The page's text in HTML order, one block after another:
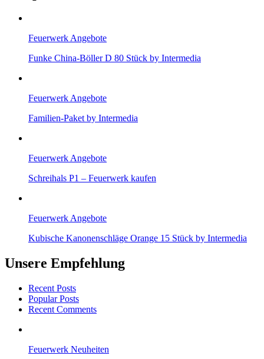
Feuerwerk Angebote
Funke China-Böller D 80 Stück by Intermedia
Feuerwerk Angebote
Familien-Paket by Intermedia
Feuerwerk Angebote
Schreihals P1 – Feuerwerk kaufen
Feuerwerk Angebote
Kubische Kanonenschläge Orange 15 Stück by Intermedia
Unsere Empfehlung
Recent Posts
Popular Posts
Recent Comments
Feuerwerk Neuheiten